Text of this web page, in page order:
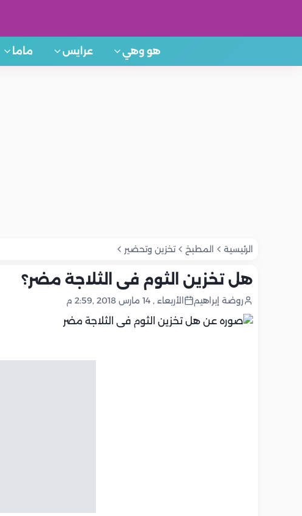
هو وهي عرايس ماما
الرئيسية المطبخ تخزين وتحضير
هل تخزين الثوم فى الثلاجة مضر؟
روضة إبراهيم الأربعاء , 14 مارس 2018 ,2:59 م